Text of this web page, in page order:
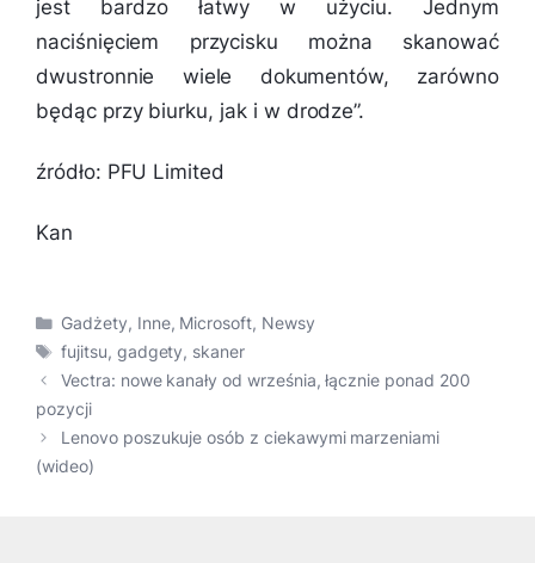
jest bardzo łatwy w użyciu. Jednym
naciśnięciem przycisku można skanować
dwustronnie wiele dokumentów, zarówno
będąc przy biurku, jak i w drodze”.
źródło: PFU Limited
Kan
Kategorie
Gadżety, Inne, Microsoft, Newsy
Tagi
fujitsu, gadgety, skaner
Vectra: nowe kanały od września, łącznie ponad 200
pozycji
Lenovo poszukuje osób z ciekawymi marzeniami
(wideo)